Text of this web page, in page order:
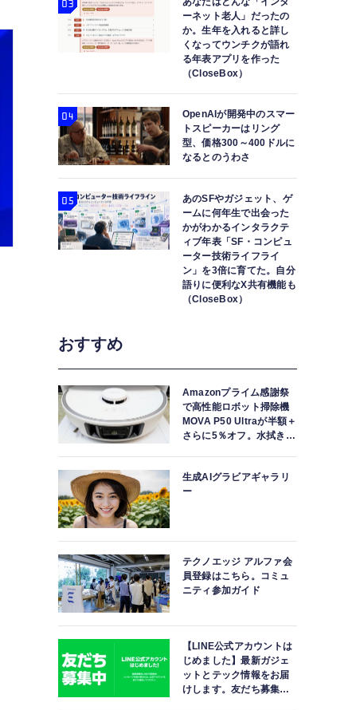
ーネット老人」だったの
か。生年を入れると詳し
くなってウンチクが語れ
る年表アプリを作った
（CloseBox）
OpenAIが開発中のスマー
トスピーカーはリング
型、価格300～400ドルに
なるとのうわさ
あのSFやガジェット、ゲ
ームに何年生で出会った
かがわかるインタラクテ
ィブ年表「SF・コンピュ
ーター技術ライフライ
ン」を3倍に育てた。自分
語りに便利なX共有機能も
（CloseBox）
おすすめ
Amazonプライム感謝祭
で高性能ロボット掃除機
MOVA P50 Ultraが半額＋
さらに5％オフ。水拭きモ
生成AIグラビアギャラリ
ー
テクノエッジ アルファ会
員登録はこちら。コミュ
ニティ参加ガイド
【LINE公式アカウントは
じめました】最新ガジェ
ットとテック情報をお届
けします。友だち募集